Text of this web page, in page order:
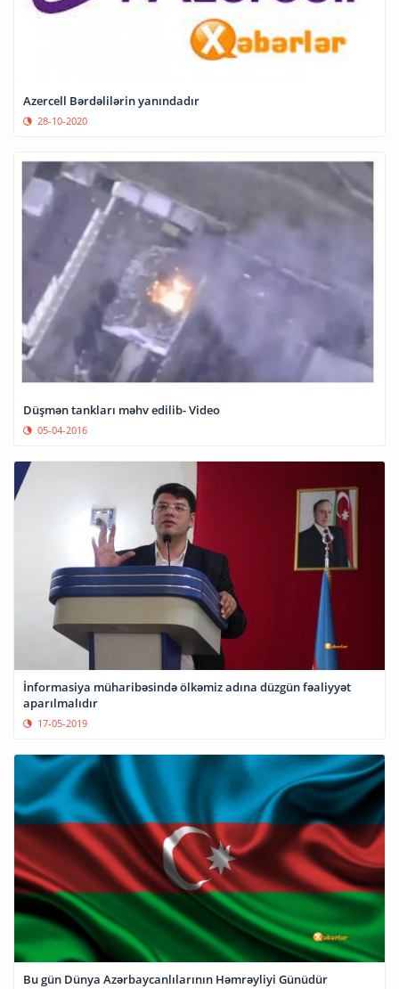
Azercell Bərdəlilərin yanındadır
28-10-2020
Düşmən tankları məhv edilib- Video
05-04-2016
İnformasiya müharibəsində ölkəmiz adına düzgün fəaliyyət
aparılmalıdır
17-05-2019
Bu gün Dünya Azərbaycanlılarının Həmrəyliyi Günüdür